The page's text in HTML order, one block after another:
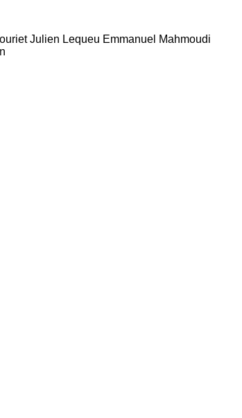
Julien Lequeu Emmanuel Mahmoudi